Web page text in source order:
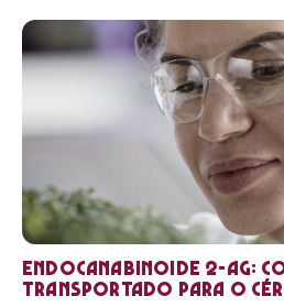
Endocanabinoide 2-AG:
transportado para o